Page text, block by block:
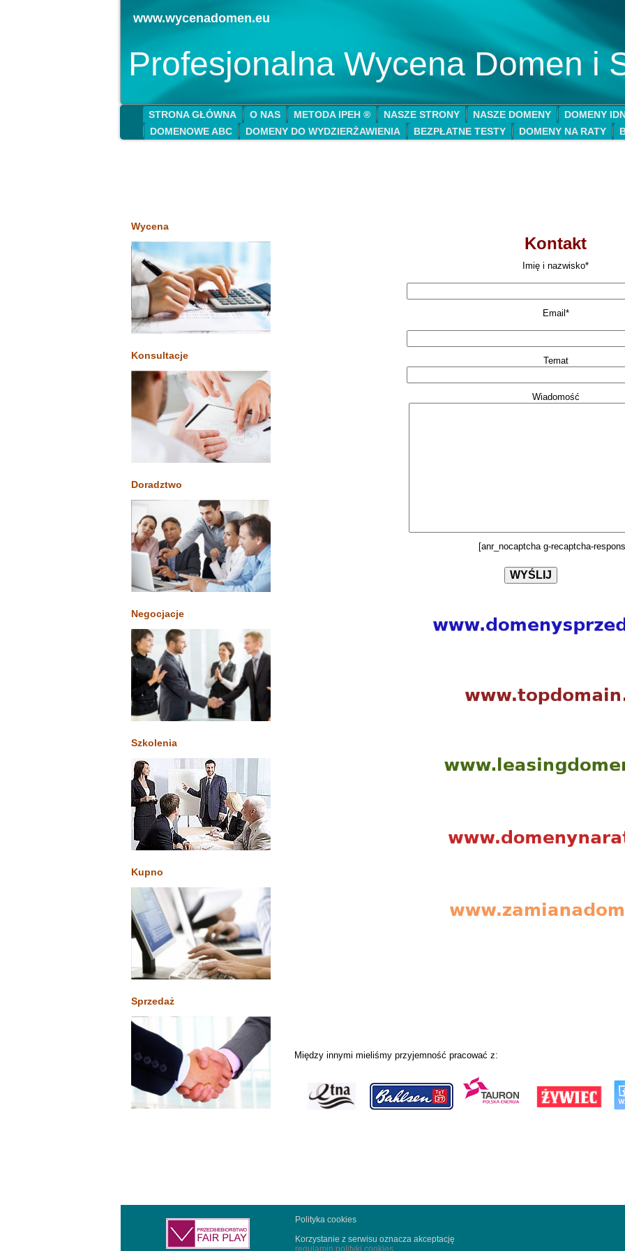
Profesjonalna Wycena Domen i
www.wycenadomen.eu
STRONA GŁÓWNA O NAS METODA IPEH ® NASZE STRONY NASZE DOMENY
DOMENY
DOMENOWE ABC
DOMENY DO WYDZIERŻAWIENIA BEZPŁATNE TESTY DOMENY NA RATY
Wycena
Konsultacje
Doradztwo
Negocjacje
Szkolenia
Kupno
Sprzedaż
Kontakt
Imię i nazwisko*
Email*
Temat
Wiadomość
[anr_nocaptcha g-recaptcha-
Między innymi mieliśmy przyjemność pracować z:
Polityka cookies
Korzystanie z serwisu oznacza akceptację
regulamin polityki cookies